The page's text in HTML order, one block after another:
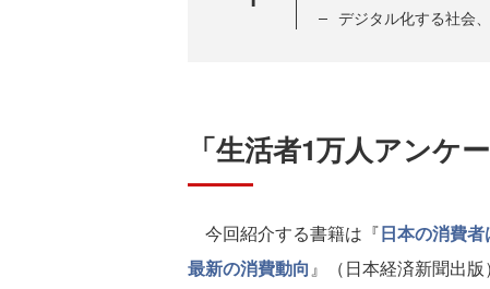
デジタル化する社会
「生活者1万人アンケ
今回紹介する書籍は『日本の消費
最新の消費動向』（日本経済新聞出